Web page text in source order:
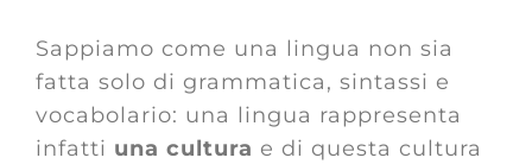
Sappiamo come una lingua non sia
fatta solo di grammatica, sintassi e
vocabolario: una lingua rappresenta
infatti una cultura e di questa cultura